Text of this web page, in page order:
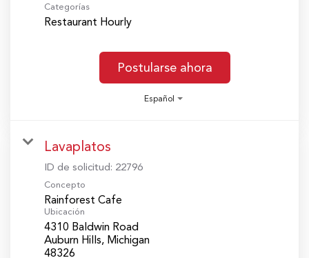
Categorías
Restaurant Hourly
Postularse ahora
Español
Lavaplatos
ID de solicitud: 22796
Concepto
Rainforest Cafe
Ubicación
4310 Baldwin Road
Auburn Hills, Michigan